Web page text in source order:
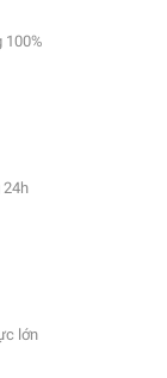
100%
24h
lớn